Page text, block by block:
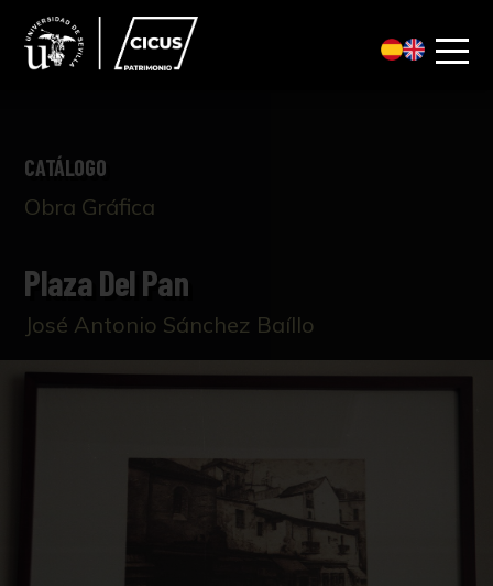
CATÁLOGO
Obra Gráfica
Plaza Del Pan
José Antonio Sánchez Baíllo